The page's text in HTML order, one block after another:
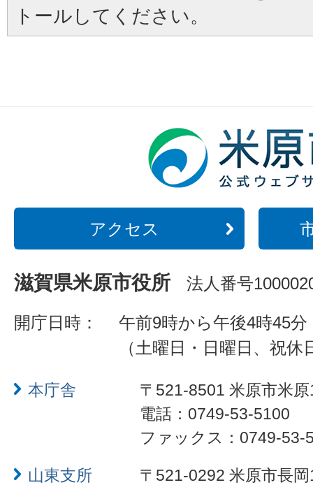
トールしてください。
アクセス
滋賀県米原市役所 法人番号
開庁日時：
午前9時から午後4時45分
（土曜日・日曜日、祝
本庁舎
〒521-8501 米原市米
電話：0749-53-5100
ファックス：0749-53-
山東支所
〒521-0292 米原市長